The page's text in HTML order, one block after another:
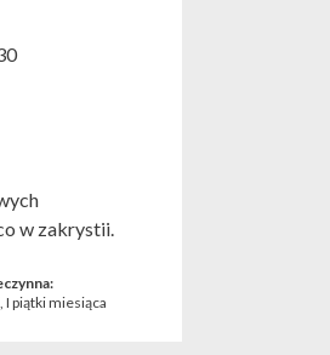
w zakrystii.
I piątki miesiąca